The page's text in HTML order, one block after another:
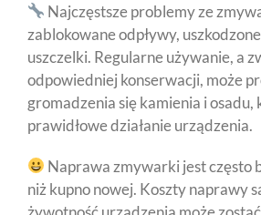
Najczęstsze problemy ze
zablokowane odpływy,
uszczelki. Regularne używanie, a
odpowiedniej konserwacji, może
gromadzenia się kamienia i
prawidłowe działanie urządzenia.
Naprawa zmywarki jest często
niż kupno nowej. Koszty naprawy